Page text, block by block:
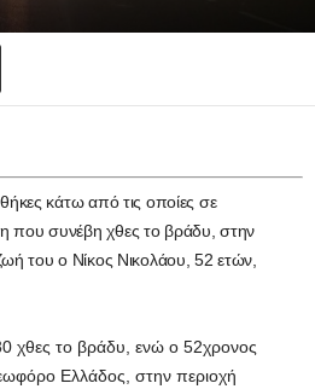
κάτω από τις οποίες σε
που συνέβη χθες το βράδυ, στην
του ο Νίκος Νικολάου, 52 ετών,
χθες το βράδυ, ενώ ο 52χρονος
Ελλάδος, στην περιοχή